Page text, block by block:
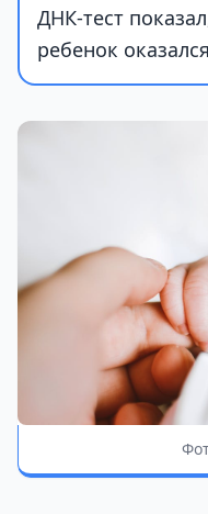
ДНК-тест
ребенок